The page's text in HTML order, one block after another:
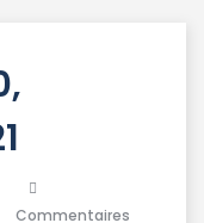
Commentaires